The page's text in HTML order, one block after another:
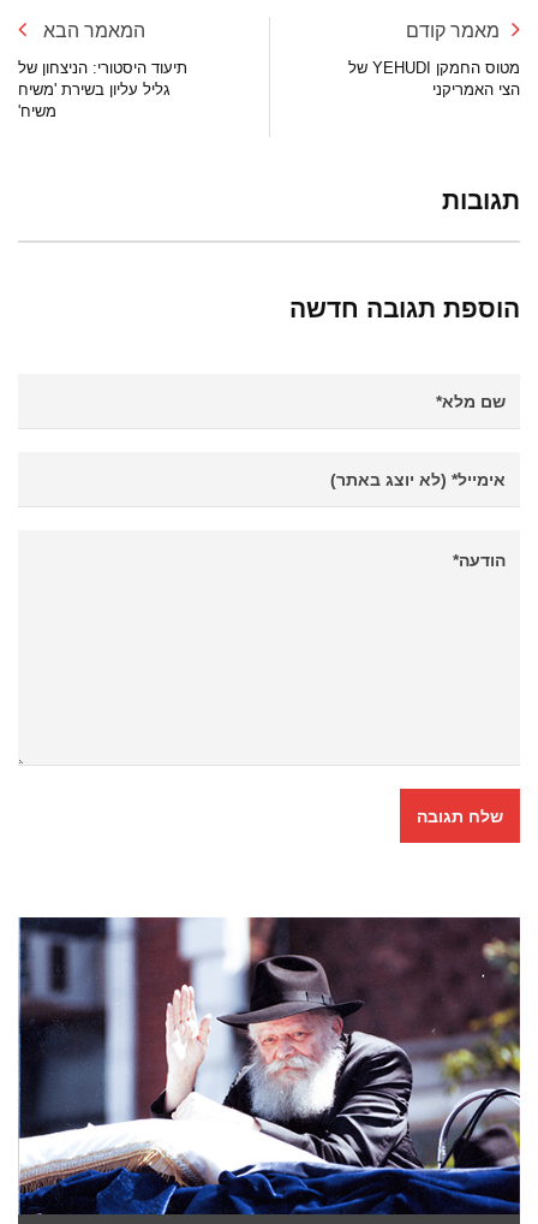
מאמר קודם
מטוס החמקן YEHUDI של
הצי האמריקני
המאמר הבא
תיעוד היסטורי: הניצחון של
גליל עליון בשירת 'משיח
משיח'
תגובות
הוספת תגובה חדשה